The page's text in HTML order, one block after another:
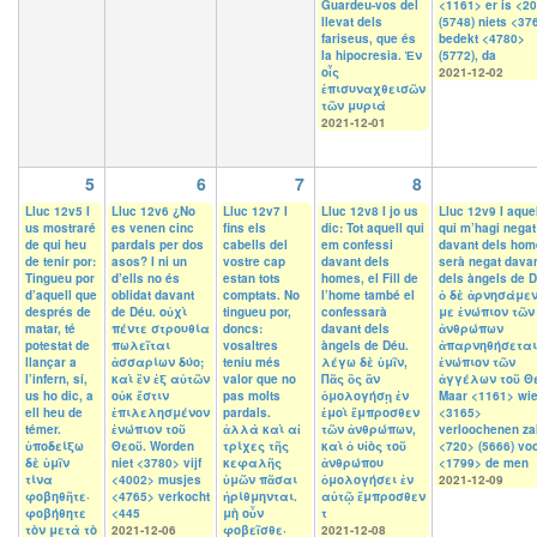
Guardeu-vos del
llevat dels
fariseus, que és
la hipocresia. Ἐν
οἷς
ἐπισυναχθεισῶν
τῶν μυριά
2021-12-01
<1161> er is
(5748) niets
bedekt <4780>
(5772), da
2021-12-02
5 6 7 8
Lluc 12v5 I
us mostraré
de qui heu
de tenir por:
Tingueu por
d’aquell que
després de
matar, té
potestat de
llançar a
l’infern, sí,
us ho dic, a
ell heu de
témer.
ὑποδείξω
δὲ ὑμῖν
τίνα
φοβηθῆτε·
φοβήθητε
τὸν μετὰ τὸ
Lluc 12v6 ¿No
es venen cinc
pardals per dos
asos? I ni un
d’ells no és
oblidat davant
de Déu. οὐχὶ
πέντε στρουθία
πωλεῖται
ἀσσαρίων δύο;
καὶ ἓν ἐξ αὐτῶν
οὐκ ἔστιν
ἐπιλελησμένον
ἐνώπιον τοῦ
Θεοῦ. Worden
niet <3780> vijf
<4002> musjes
<4765> verkocht
<445
2021-12-06
Lluc 12v7 I
fins els
cabells del
vostre cap
estan tots
comptats. No
tingueu por,
doncs:
vosaltres
teniu més
valor que no
pas molts
pardals.
ἀλλὰ καὶ αἱ
τρίχες τῆς
κεφαλῆς
ὑμῶν πᾶσαι
ἠρίθμηνται.
μὴ οὖν
φοβεῖσθε·
Lluc 12v8 I jo us
dic: Tot aquell qui
em confessi
davant dels
homes, el Fill de
l’home també el
confessarà
davant dels
àngels de Déu.
λέγω δὲ ὑμῖν,
Πᾶς ὃς ἂν
ὁμολογήσῃ ἐν
ἐμοὶ ἔμπροσθεν
τῶν ἀνθρώπων,
καὶ ὁ υἱὸς τοῦ
ἀνθρώπου
ὁμολογήσει ἐν
αὐτῷ ἔμπροσθεν
τ
2021-12-08
Lluc 12v9 I
qui m’hagi negat
davant dels
serà negat
dels àngels de
ὁ δὲ
με ἐνώπιον τῶν
ἀνθρώπων
ἀπαρνηθήσεται
ἐνώπιον τῶν
ἀγγέλων τοῦ
Maar <1161>
<3165>
verloochenen
<720> (5666)
<1799> de men
2021-12-09